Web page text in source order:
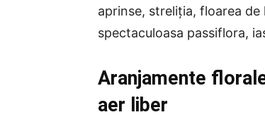
aprinse, streliția, floarea
spectaculoasa passiflora,
Aranjamente
aer liber